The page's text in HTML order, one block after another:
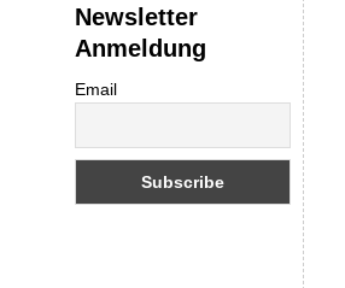
Newsletter
Anmeldung
Email